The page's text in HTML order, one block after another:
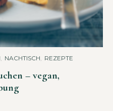
NACHTISCH REZEPTE
– vegan,